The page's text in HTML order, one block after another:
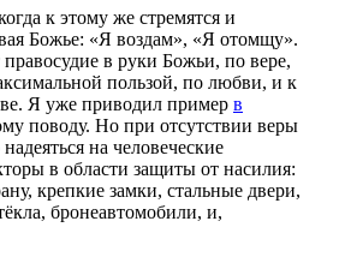
к этому же стремятся и
Божье: «Я воздам», «Я отомщу».
в руки Божьи, по вере,
пользой, по любви, и к
Я уже приводил пример в
поводу. Но при отсутствии веры
на человеческие
в области защиты от насилия:
крепкие замки, стальные двери,
бронеавтомобили, и,